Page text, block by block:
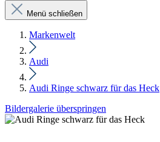
Menü schließen
Markenwelt
Audi
Audi Ringe schwarz für das Heck
Bildergalerie überspringen